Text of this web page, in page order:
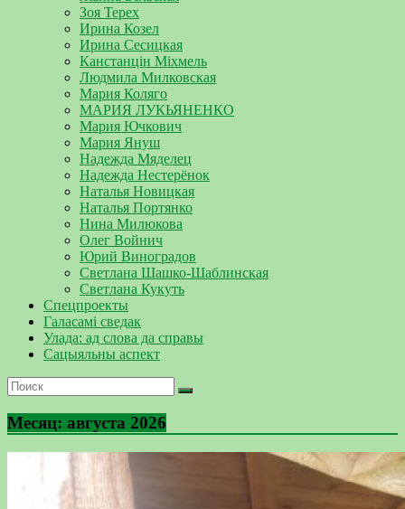
Зоя Терех
Ирина Козел
Ирина Сесицкая
Канстанцін Міхмель
Людмила Милковская
Мария Коляго
МАРИЯ ЛУКЬЯНЕНКО
Мария Ючкович
Мария Януш
Надежда Мяделец
Надежда Нестерёнок
Наталья Новицкая
Наталья Портянко
Нина Милюкова
Олег Войнич
Юрий Виноградов
Светлана Шашко-Шаблинская
Светлана Кукуть
Спецпроекты
Галасамі сведак
Улада: ад слова да справы
Сацыяльны аспект
Месяц: августа 2026